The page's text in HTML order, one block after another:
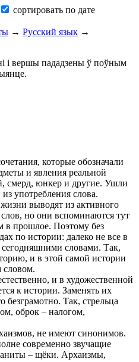
сортировать по дате
→ Русский язык →
і вершы пададзены ў поўным
которые обозначали
и явления реальной
смерд, юнкер и другие. Ушли
употребления слова.
выводят из активного
но они вспоминаются тут
в прошлое. Поэтому без
по истории: далеко не все в
словами. Так,
и в этой самой истории
словом.
и в художественной
к истории. Заменять их
Так, стрельца
оброк – налогом,
не имеют синонимов.
современно звучащие
– щёки. Архаизмы,